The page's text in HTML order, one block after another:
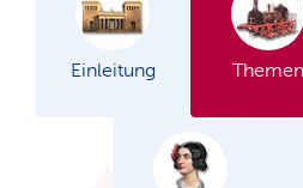
Einleitung Themen